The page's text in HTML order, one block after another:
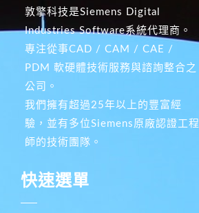
敦擎科技是Siemens Digital
Industries Software系統代理商。
專注從事CAD / CAM / CAE /
PDM 軟硬體技術服務與諮詢整合之
公司。
我們擁有超過25年以上的豐富經
驗，並有多位Siemens原廠認證工程
師的技術團隊。
快速選單